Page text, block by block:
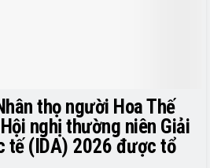
thọ người Hoa Thế
nghị thường niên Giải
tế (IDA) 2026 được tổ